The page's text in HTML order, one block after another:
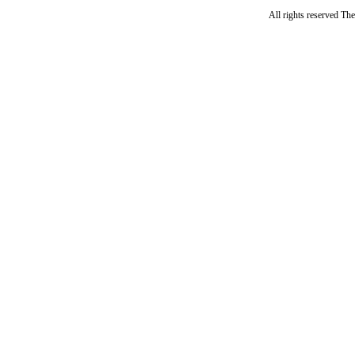
All rights reserved